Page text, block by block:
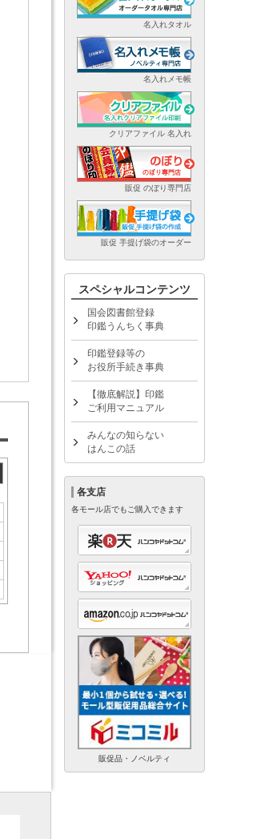
名入れタオル
名入れメモ帳
クリアファイル 名入れ
販促 のぼり専門店
販促 手提げ袋のオーダー
スペシャルコンテンツ
国会図書館登録
印鑑うんちく事典
印鑑登録等の
お役所手続き事典
【徹底解説】印鑑
ご利用マニュアル
みんなの知らない
はんこの話
各支店
各モール店でもご購入できます
販促品・ノベルティ